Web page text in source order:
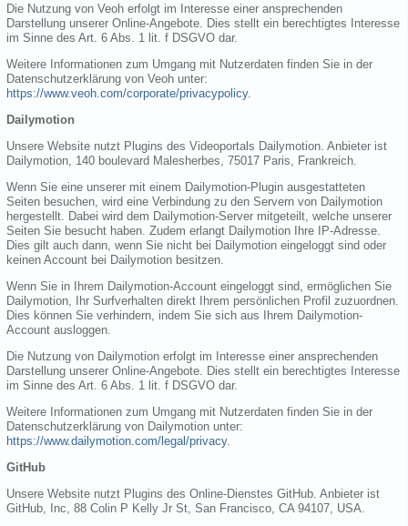
Die Nutzung von Veoh erfolgt im Interesse einer ansprechenden
Darstellung unserer Online-Angebote. Dies stellt ein berechtigtes Interesse
im Sinne des Art. 6 Abs. 1 lit. f DSGVO dar.
Weitere Informationen zum Umgang mit Nutzerdaten finden Sie in der
Datenschutzerklärung von Veoh unter:
https://www.veoh.com/corporate/privacypolicy.
Dailymotion
Unsere Website nutzt Plugins des Videoportals Dailymotion. Anbieter ist
Dailymotion, 140 boulevard Malesherbes, 75017 Paris, Frankreich.
Wenn Sie eine unserer mit einem Dailymotion-Plugin ausgestatteten
Seiten besuchen, wird eine Verbindung zu den Servern von Dailymotion
hergestellt. Dabei wird dem Dailymotion-Server mitgeteilt, welche unserer
Seiten Sie besucht haben. Zudem erlangt Dailymotion Ihre IP-Adresse.
Dies gilt auch dann, wenn Sie nicht bei Dailymotion eingeloggt sind oder
keinen Account bei Dailymotion besitzen.
Wenn Sie in Ihrem Dailymotion-Account eingeloggt sind, ermöglichen Sie
Dailymotion, Ihr Surfverhalten direkt Ihrem persönlichen Profil zuzuordnen.
Dies können Sie verhindern, indem Sie sich aus Ihrem Dailymotion-
Account ausloggen.
Die Nutzung von Dailymotion erfolgt im Interesse einer ansprechenden
Darstellung unserer Online-Angebote. Dies stellt ein berechtigtes Interesse
im Sinne des Art. 6 Abs. 1 lit. f DSGVO dar.
Weitere Informationen zum Umgang mit Nutzerdaten finden Sie in der
Datenschutzerklärung von Dailymotion unter:
https://www.dailymotion.com/legal/privacy.
GitHub
Unsere Website nutzt Plugins des Online-Dienstes GitHub. Anbieter ist
GitHub, Inc, 88 Colin P Kelly Jr St, San Francisco, CA 94107, USA.